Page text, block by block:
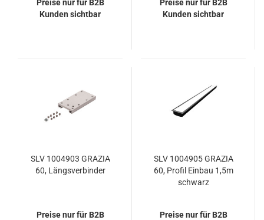
Preise nur für B2B
Kunden sichtbar
Preise nur für B2B
Kunden sichtbar
SLV 1004903 GRAZIA
60, Längsverbinder
Preise nur für B2B
SLV 1004905 GRAZIA
60, Profil Einbau 1,5m
schwarz
Preise nur für B2B